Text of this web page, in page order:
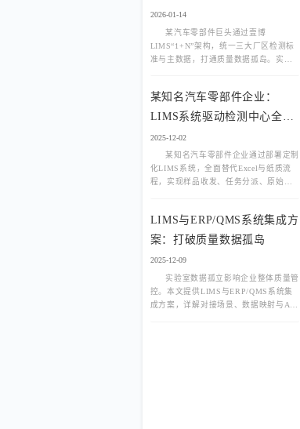
验室统一管控
2026-01-14
某汽车零部件巨头通过壹博
LIMS“1+N”架构，统一三大厂区检测标
准与主数据，打通质量数据孤岛。实现
实系统架构图与质量看板截图。
某知名汽车零部件企业：
LIMS系统驱动检测中心全流
程数字化转型
2025-12-02
某知名汽车零部件企业通过部署定制
化LIMS系统，全面替代Excel与纸质流
程，实现样品收发、任务分派、原始记
CNAS/CMA合规能力。
LIMS与ERP/QMS系统集成方
案：打破质量数据孤岛
2025-12-09
实验室数据孤立影响企业整体质量管
控。本文提供LIMS与ERP/QMS系统集
成方案，详解对接场景、数据映射与API